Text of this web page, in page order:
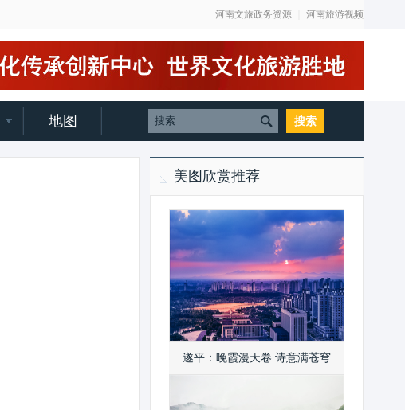
河南文旅政务资源 河南旅游视频
地图
美图欣赏推荐
遂平：晚霞漫天卷 诗意满苍穹